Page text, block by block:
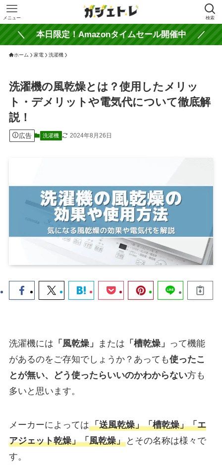
検索
メニュー
＼ 本日限定！Amazonタイムセール開催中 ／
ホーム 家電 洗濯機
洗濯機の風乾燥とは？使用したメリッ
ト・デメリットや電気代について徹底解
説！
広告 洗濯機 2024年8月26日
洗濯機には 「風乾燥」 または 「槽乾燥」 って機能
があるのをご存知でしょうか？あっても使ったこ
とが無い、どう使ったらいいのかわからない方も
多いと思います。
メーカーによっては「送風乾燥」「槽乾燥」「エ
アジェット乾燥」「風乾燥」とその名称は様々で
す。